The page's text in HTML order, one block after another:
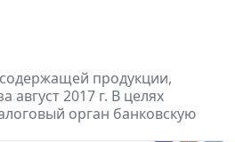
продукции,
2017 г. В целях
орган банковскую